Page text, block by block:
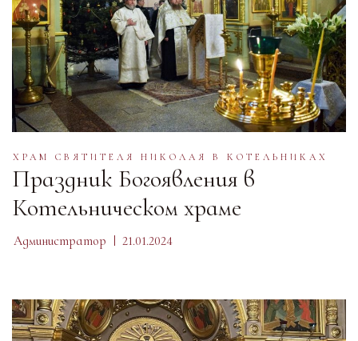
ХРАМ СВЯТИТЕЛЯ НИКОЛАЯ В КОТЕЛЬНИКАХ
Праздник Богоявления в
Котельническом храме
Администратор 21.01.2024